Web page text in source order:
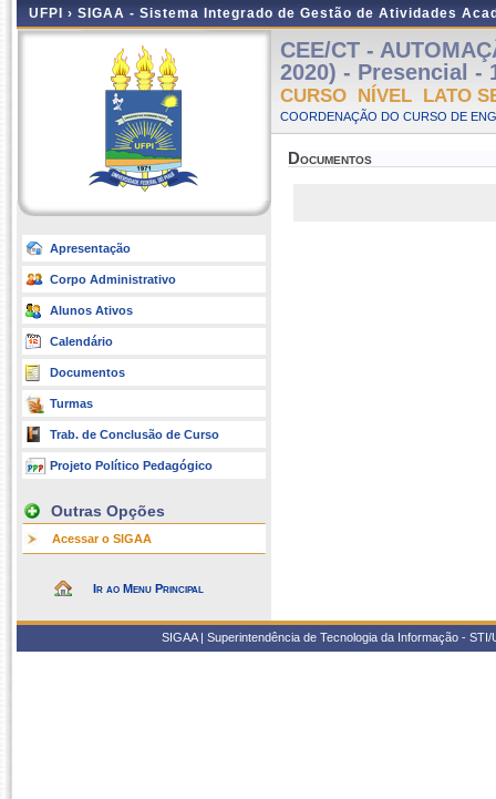
UFPI › SIGAA - Sistema Integrado de Gestão de Atividades
Apresentação
Corpo Administrativo
Alunos Ativos
Calendário
Documentos
Turmas
Trab. de Conclusão de Curso
Projeto Político Pedagógico
Outras Opções
Acessar o SIGAA
Ir ao Menu Principal
CEE/CT -
2020) - Presencial -
CURSO NÍVEL LATO
COORDENAÇÃO DO CURSO DE
Documentos
SIGAA | Superintendência de Tecnologia da Informação -